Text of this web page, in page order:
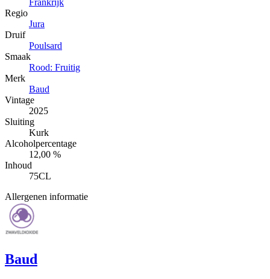
Frankrijk
Regio
Jura
Druif
Poulsard
Smaak
Rood: Fruitig
Merk
Baud
Vintage
2025
Sluiting
Kurk
Alcoholpercentage
12,00 %
Inhoud
75CL
Allergenen informatie
Baud